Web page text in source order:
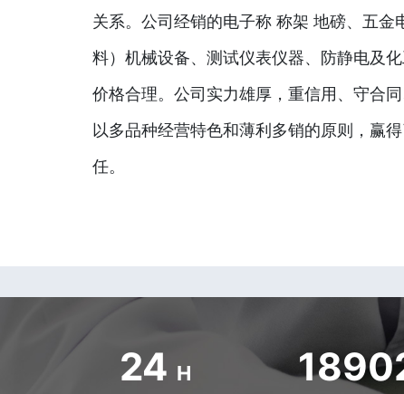
关系。公司经销的电子称 称架 地磅、五金
料）机械设备、测试仪表仪器、防静电及化
价格合理。公司实力雄厚，重信用、守合同
以多品种经营特色和薄利多销的原则，赢
任。
24 H